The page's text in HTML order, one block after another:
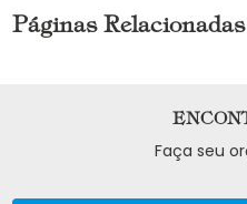
Páginas
Faça seu